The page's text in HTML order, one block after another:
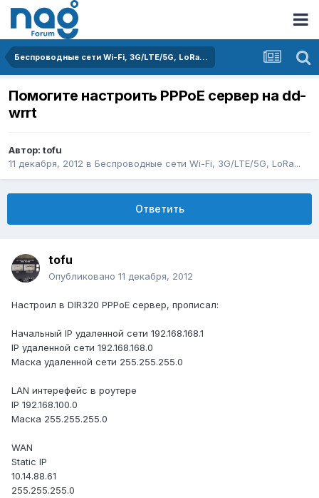
Беспроводные сети Wi-Fi, 3G/LTE/5G, LoRa...
Помогите настроить PPPoE сервер на dd-
wrrt
Автор: tofu
11 декабря, 2012 в Беспроводные сети Wi-Fi, 3G/LTE/5G, LoRa...
Ответить
tofu
Опубликовано 11 декабря, 2012
Настроил в DIR320 PPPoE сервер, прописал:
Начальный IP удаленной сети 192.168.168.1
IP удаленной сети 192.168.168.0
Маска удаленной сети 255.255.255.0
LAN интерефейс в роутере
IP 192.168.100.0
Маска 255.255.255.0
WAN
Static IP
10.14.88.61
255.255.255.0